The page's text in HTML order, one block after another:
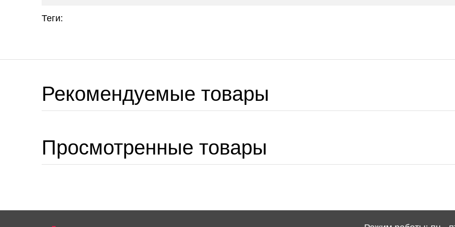
Теги:
Рекомендуемые товары
Просмотренные товары